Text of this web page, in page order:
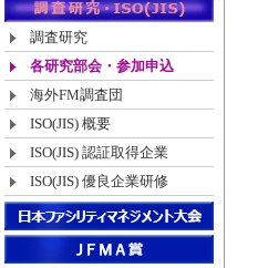
調査研究
各研究部会・参加申込
海外FM調査団
ISO(JIS) 概要
ISO(JIS) 認証取得企業
ISO(JIS) 優良企業研修